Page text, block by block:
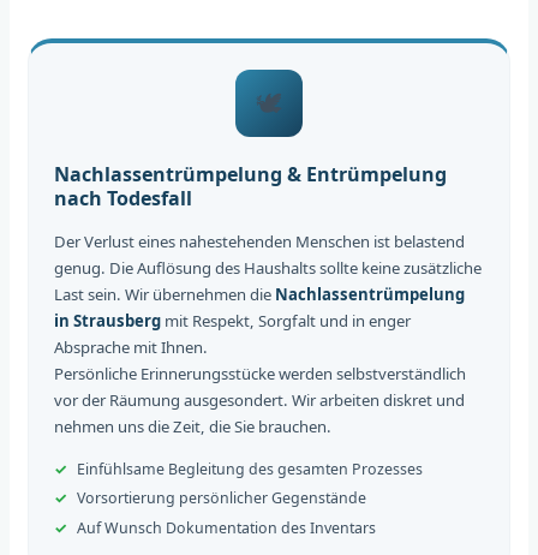
🕊️
Nachlassentrümpelung & Entrümpelung
nach Todesfall
Der Verlust eines nahestehenden Menschen ist belastend
genug. Die Auflösung des Haushalts sollte keine zusätzliche
Last sein. Wir übernehmen die Nachlassentrümpelung
in Strausberg mit Respekt, Sorgfalt und in enger
Absprache mit Ihnen.
Persönliche Erinnerungsstücke werden selbstverständlich
vor der Räumung ausgesondert. Wir arbeiten diskret und
nehmen uns die Zeit, die Sie brauchen.
Einfühlsame Begleitung des gesamten Prozesses
Vorsortierung persönlicher Gegenstände
Auf Wunsch Dokumentation des Inventars